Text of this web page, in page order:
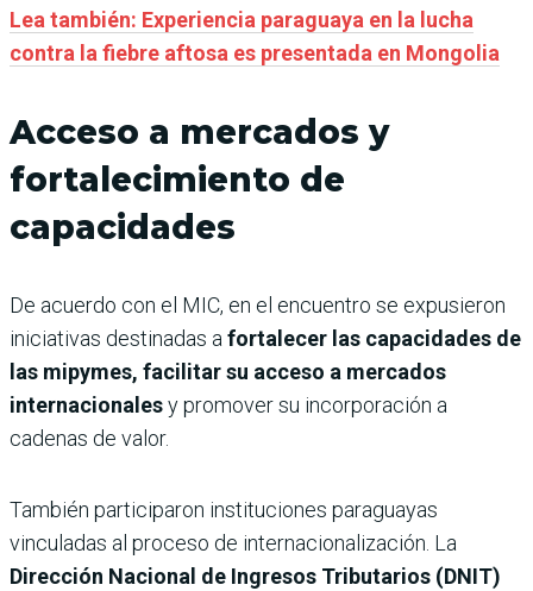
Lea también: Experiencia paraguaya en la lucha
contra la fiebre aftosa es presentada en Mongolia
Acceso a mercados y
fortalecimiento de
capacidades
De acuerdo con el MIC, en el encuentro se expusieron
iniciativas destinadas a fortalecer las capacidades de
las mipymes, facilitar su acceso a mercados
internacionalesy promover su incorporación a
cadenas de valor.
También participaron instituciones paraguayas
vinculadas al proceso de internacionalización. La
Dirección Nacional de Ingresos Tributarios (DNIT)